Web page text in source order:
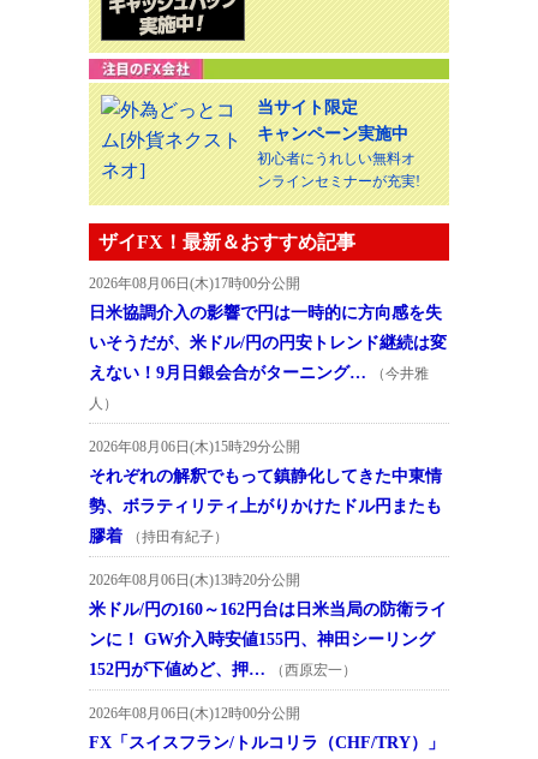
当サイト限定
キャンペーン実施中
初心者にうれしい無料オ
ンラインセミナーが充実!
ザイFX！最新＆おすすめ記事
2026年08月06日(木)17時00分公開
日米協調介入の影響で円は一時的に方向感を失
いそうだが、米ドル/円の円安トレンド継続は変
えない！9月日銀会合がターニング…
（今井雅
人）
2026年08月06日(木)15時29分公開
それぞれの解釈でもって鎮静化してきた中東情
勢、ボラティリティ上がりかけたドル円またも
膠着
（持田有紀子）
2026年08月06日(木)13時20分公開
米ドル/円の160～162円台は日米当局の防衛ライ
ンに！ GW介入時安値155円、神田シーリング
152円が下値めど、押…
（西原宏一）
2026年08月06日(木)12時00分公開
FX「スイスフラン/トルコリラ（CHF/TRY）」